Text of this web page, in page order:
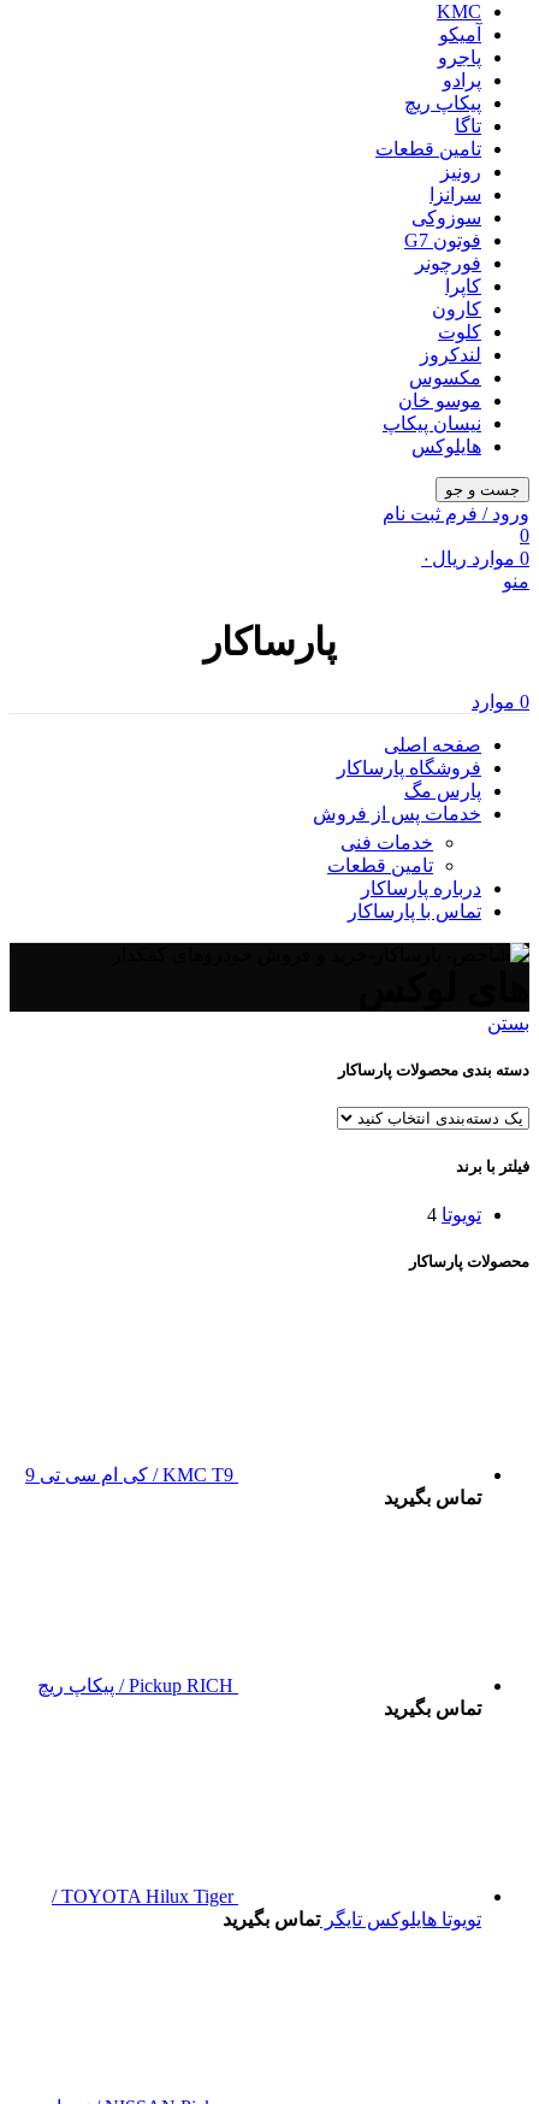
KMC
آمیکو
پاجرو
پرادو
پیکاپ ریچ
تاگا
تامین قطعات
رونیز
سرانزا
سوزوکی
فوتون G7
فورچونر
کاپرا
کارون
کلوت
لندکروز
مکسوس
موسو خان
نیسان پیکاپ
هایلوکس
جست و جو
ورود / فرم ثبت نام
0
0 موارد ریال ۰
منو
پارساکار
0 موارد
صفحه اصلی
فروشگاه پارساکار
پارس مگ
خدمات پس از فروش
خدمات فنی
تامین قطعات
درباره پارساکار
تماس با پارساکار
بستن
دسته بندی محصولات پارساکار
فیلتر با برند
تویوتا 4
محصولات پارساکار
KMC T9 / کی ام سی تی 9
تماس بگیرید
Pickup RICH / پیکاپ ریچ
تماس بگیرید
TOYOTA Hilux Tiger /
تویوتا هایلوکس تایگرتماس بگیرید